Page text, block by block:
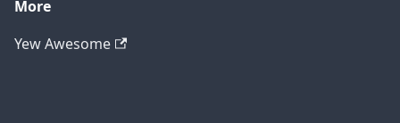
More
Yew Awesome